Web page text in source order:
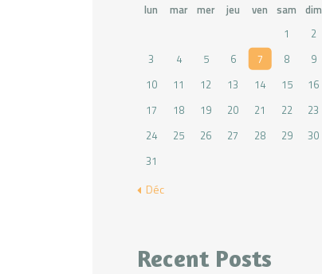
lun mar mer jeu ven sam dim
1
2
3
4 5 6 7 8
9
10
11 12 13 14 15
16
17
18 19 20 21 22
23
24
25 26 27 28 29
30
31
« Déc
Recent Posts